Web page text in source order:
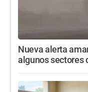
Nueva alerta
algunos sectores